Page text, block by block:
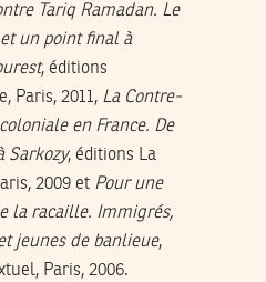
Tariq Ramadan. Le
un point final à
, éditions
Paris, 2011, La Contre-
en France. De
Sarkozy, éditions La
2009 et Pour une
la racaille. Immigrés,
jeunes de banlieue,
Paris, 2006.